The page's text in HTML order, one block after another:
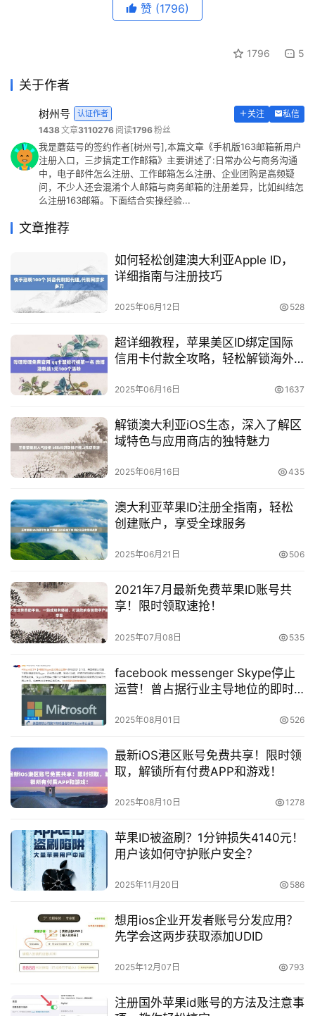
赞 (1796)
1796 5
关于作者
树州号 认证作者 关注
私信
1438文章3110276 阅读1796粉丝
我是蘑菇号的签约作者[树州号],本篇文章《手机版163邮箱新用户
注册入口，三步搞定工作邮箱》主要讲述了:日常办公与商务沟通
中，电子邮件怎么注册、工作邮箱怎么注册、企业团购是高频疑
问，不少人还会混淆个人邮箱与商务邮箱的注册差异，比如纠结怎
么注册163邮箱。下面结合实操经验...
文章推荐
如何轻松创建澳大利亚Apple ID，
详细指南与注册技巧
2025年06月12日 528
超详细教程，苹果美区ID绑定国际
信用卡付款全攻略，轻松解锁海外
2025年06月16日 1637
解锁澳大利亚iOS生态，深入了解区
域特色与应用商店的独特魅力
2025年06月16日 435
澳大利亚苹果ID注册全指南，轻松
创建账户，享受全球服务
2025年06月21日 506
2021年7月最新免费苹果ID账号共
享！限时领取速抢！
2025年07月08日 535
facebook messenger Skype停止
运营！曾占据行业主导地位的即时
2025年08月01日 526
最新iOS港区账号免费共享！限时领
取，解锁所有付费APP和游戏！
2025年08月10日 1278
苹果ID被盗刷？1分钟损失4140元！
用户该如何守护账户安全？
2025年11月20日 586
想用ios企业开发者账号分发应用？
先学会这两步获取添加UDID
2025年12月07日 793
注册国外苹果id账号的方法及注意事